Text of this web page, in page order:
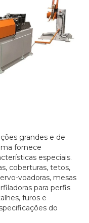
grandes e de
fornece
especiais.
coberturas, tetos,
voadoras, mesas
para perfis
furos e
do